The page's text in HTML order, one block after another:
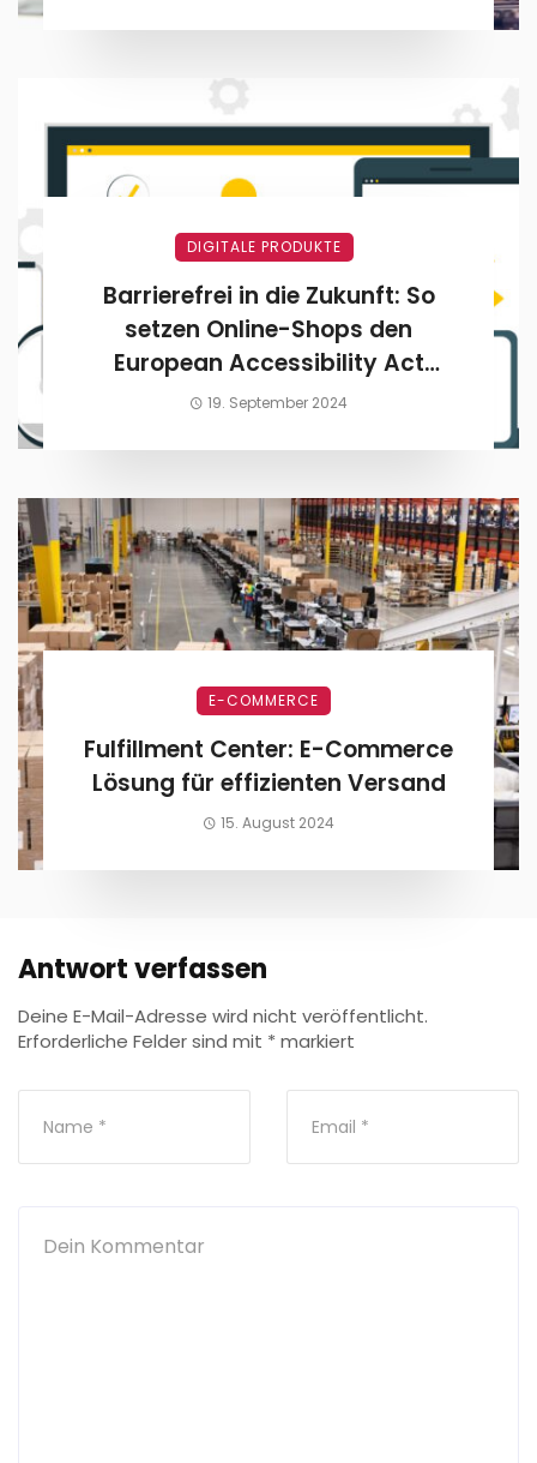
DIGITALE PRODUKTE
Barrierefrei in die Zukunft: So
setzen Online-Shops den
European Accessibility Act
effizient und rechtskonform um
19. September 2024
E-COMMERCE
Fulfillment Center: E-Commerce
Lösung für effizienten Versand
15. August 2024
Antwort verfassen
Deine E-Mail-Adresse wird nicht veröffentlicht.
Erforderliche Felder sind mit * markiert